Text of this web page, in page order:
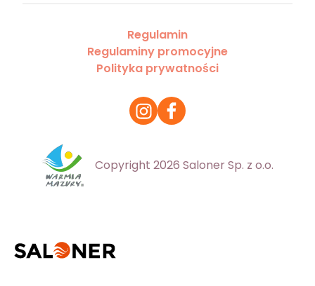
Regulamin
Regulaminy promocyjne
Polityka prywatności
Copyright 2026 Saloner Sp. z o.o.